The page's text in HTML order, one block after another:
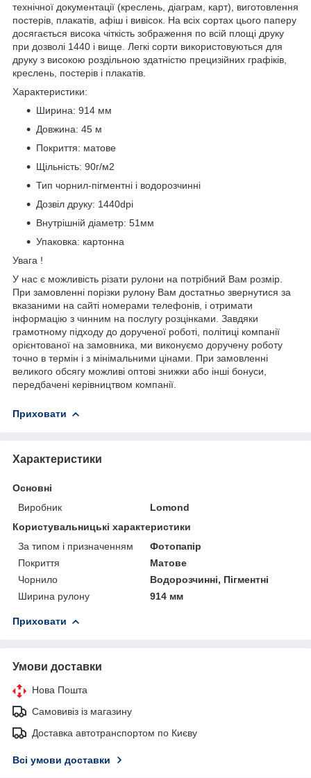
технічної документації (креслень, діаграм, карт), виготовлення
постерів, плакатів, афіш і вивісок. На всіх сортах цього паперу
досягається висока чіткість зображення по всій площі друку
при дозволі 1440 і вище. Легкі сорти використовуються для
друку з високою роздільною здатністю прецизійних графіків,
креслень, постерів і плакатів.
Характеристики:
Ширина: 914 мм
Довжина: 45 м
Покриття: матове
Щільність: 90г/м2
Тип чорнил-пігментні і водорозчинні
Дозвіл друку: 1440dpi
Внутрішній діаметр: 51мм
Упаковка: картонна
Увага !
У нас є можливість різати рулони на потрібний Вам розмір.
При замовленні порізки рулону Вам достатньо звернутися за
вказаними на сайті номерами телефонів, і отримати
інформацію з чинним на послугу розцінками. Завдяки
грамотному підходу до дорученої роботі, політиці компанії
орієнтованої на замовника, ми виконуємо доручену роботу
точно в термін і з мінімальними цінами. При замовленні
великого обсягу можливі оптові знижки або інші бонуси,
передбачені керівництвом компанії.
Приховати
Характеристики
Основні
Виробник
Lomond
Користувальницькі характеристики
За типом і призначенням
Фотопапір
Покриття
Матове
Чорнило
Водорозчинні, Пігментні
Ширина рулону
914 мм
Приховати
Умови доставки
Нова Пошта
Самовивіз із магазину
Доставка автотранспортом по Києву
Всі умови доставки